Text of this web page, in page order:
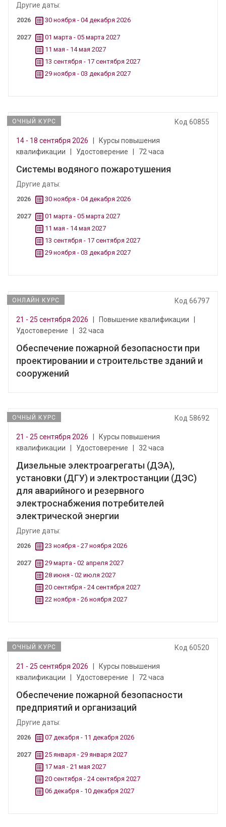
Другие даты:
2026 30 ноября - 04 декабря 2026
2027
01 марта - 05 марта 2027
11 мая - 14 мая 2027
13 сентября - 17 сентября 2027
29 ноября - 03 декабря 2027
ОЧНЫЙ КУРС Код 60855
14 - 18 сентября 2026
Курсы повышения
квалификации
Удостоверение 72 часа
Системы водяного пожаротушения
Другие даты:
2026 30 ноября - 04 декабря 2026
2027
01 марта - 05 марта 2027
11 мая - 14 мая 2027
13 сентября - 17 сентября 2027
29 ноября - 03 декабря 2027
ОНЛАЙН КУРС Код 66797
21 - 25 сентября 2026 Повышение квалификации
Удостоверение
32 часа
Обеспечение пожарной безопасности при
проектировании и строительстве зданий и
сооружений
ОЧНЫЙ КУРС Код 58692
21 - 25 сентября 2026
Курсы повышения
квалификации
Удостоверение 32 часа
Дизельные электроагрегаты (ДЭА),
установки (ДГУ) и электростанции (ДЭС)
для аварийного и резервного
электроснабжения потребителей
электрической энергии
Другие даты:
2026 23 ноября - 27 ноября 2026
2027
29 марта - 02 апреля 2027
28 июня - 02 июля 2027
20 сентября - 24 сентября 2027
22 ноября - 26 ноября 2027
ОЧНЫЙ КУРС Код 60520
21 - 25 сентября 2026
Курсы повышения
квалификации
Удостоверение 72 часа
Обеспечение пожарной безопасности
предприятий и организаций
Другие даты:
2026 07 декабря - 11 декабря 2026
2027
25 января - 29 января 2027
17 мая - 21 мая 2027
20 сентября - 24 сентября 2027
06 декабря - 10 декабря 2027